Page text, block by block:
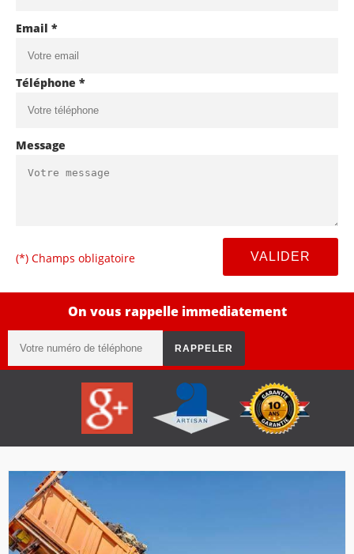
Email *
Téléphone *
Message
(*) Champs obligatoire
On vous rappelle immediatement